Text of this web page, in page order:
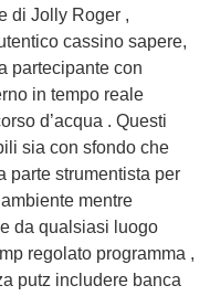
di Jolly Roger ,
cassino sapere,
partecipante con
in tempo reale
d’acqua . Questi
sia con sfondo che
parte strumentista per
mentre
da qualsiasi luogo
regolato programma ,
putz includere banca